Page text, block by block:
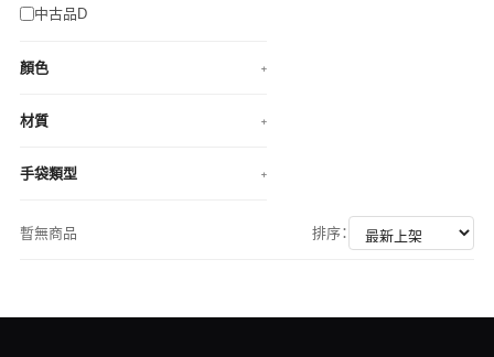
中古品D
顏色 +
材質 +
手袋類型 +
暫無商品 排序：